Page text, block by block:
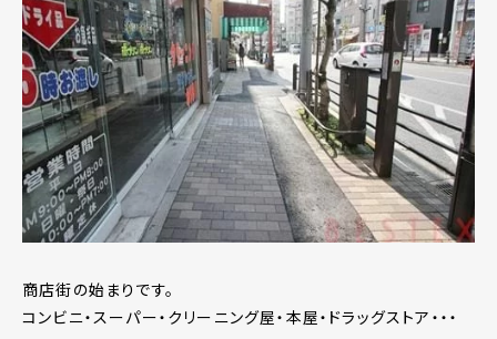
商店街の始まりです。
コンビニ・スーパー・クリーニング屋・本屋・ドラッグストア・・・